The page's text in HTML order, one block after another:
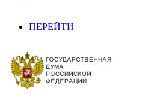
ПЕРЕЙТИ